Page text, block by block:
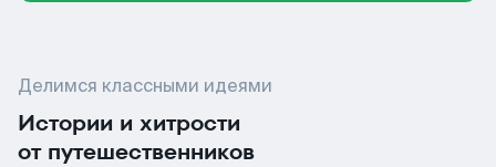
Делимся классными идеями
Истории и хитрости
от путешественников